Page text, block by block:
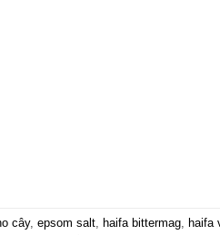
cây, epsom salt, haifa bittermag, haifa